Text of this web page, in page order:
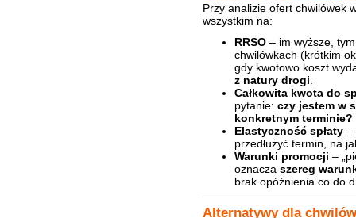
Przy analizie ofert chwilówek
wszystkim na:
RRSO – im wyższe,
chwilówkach (krótkim
gdy kwotowo koszt
z natury drogi
Całkowita kwota do
pytanie: czy jestem w
konkretnym terminie?
Elastyczność spłaty –
przedłużyć termin, na
Warunki promocji –
oznacza szereg
brak opóźnienia co do
Alternatywy dla